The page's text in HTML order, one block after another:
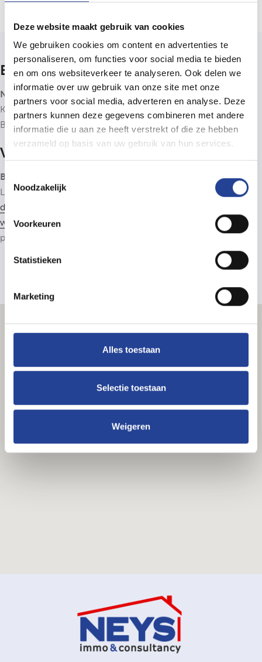
Deze website maakt gebruik van cookies
We gebruiken cookies om content en advertenties te
personaliseren, om functies voor social media te bieden
en om ons websiteverkeer te analyseren. Ook delen we
informatie over uw gebruik van onze site met onze
partners voor social media, adverteren en analyse. Deze
partners kunnen deze gegevens combineren met andere
informatie die u aan ze heeft verstrekt of die ze hebben
verzameld op basis van uw gebruik van hun services.
Toestemmingsselectie
Noodzakelijk
Voorkeuren
Statistieken
Marketing
Alles toestaan
Selectie toestaan
Weigeren
Bedrijfsinfo
Neys Immo & Consultancy bv
Kantoor: Nieuwstraat 4b, 2910 Essen (B)
BTW BE0806.838.278
Vastgoedbemiddelaar
BIV 505900 - Neys Immo & Consultancy is lid van hetBIV
Luxemburgstraat 16B, 1000 Brussel. Onderworpen aan de
deontologische code van het BIV
www.cib.be. Beroepsaansprakelijkheidsverzekering: CIB-
polis AXA 730.390.160. Lid van